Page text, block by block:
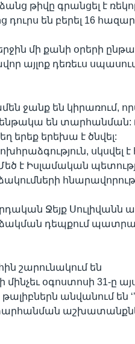
թիվը գրանցել է
դուրս են բերել 16
մի քանի օրերի
այլոք դեռեւս
ջանք են կիրառում,
ենթակա են
երեք երեխա է ծնվել:
սկսվել է
է Իսլամական
Ջեյք Սուլիվանն
դեպքում
շարունակում են
օգոստոսի 31-ը
անվանում են
տարհանման